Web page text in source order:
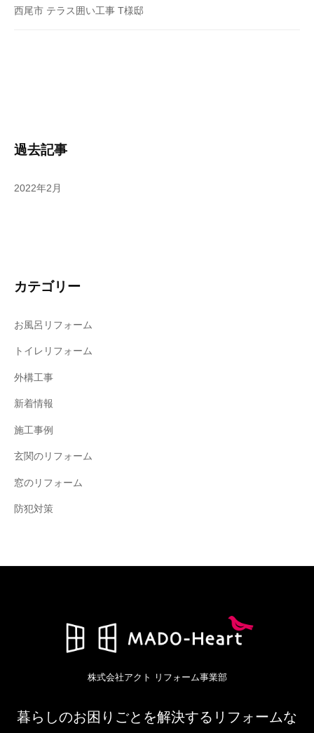
西尾市 テラス囲い工事 T様邸
過去記事
2022年2月
カテゴリー
お風呂リフォーム
トイレリフォーム
外構工事
新着情報
施工事例
玄関のリフォーム
窓のリフォーム
防犯対策
株式会社アクト リフォーム事業部
暮らしのお困りごとを解決するリフォームな